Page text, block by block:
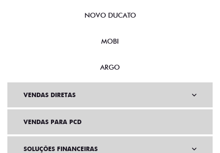
NOVO DUCATO
MOBI
ARGO
VENDAS DIRETAS
VENDAS PARA PCD
SOLUÇÕES FINANCEIRAS